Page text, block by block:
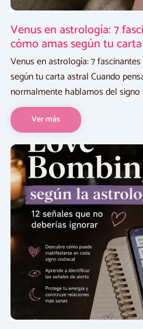
Venus en astrología: 7
cómo amas según tu
Venus en astrología: 7
según tu carta astral Cuando
normalmente hablamos del signo
Ver más